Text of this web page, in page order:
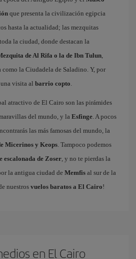
que presenta la civilización egipcia
hasta la actualidad; las mezquitas
la ciudad, donde destacan la
de Al Rifa o la de Ibn Tulun,
la Ciudadela de Saladino. Y, por
visita al barrio copto.
atractivo de El Cairo son las pirámides
del mundo, y la Esfinge. A pocos
las más famosas del mundo, la
Micerinos y Keops. Tampoco podemos
escalonada de Zoser, y no te pierdas la
la antigua ciudad de Memfis al sur de la
nuestros vuelos baratos a El Cairo!
en El Cairo